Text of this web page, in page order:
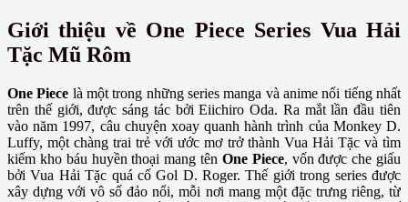
Giới thiệu về One Piece Series Vua Hải
Tặc Mũ Rôm
One Piece là một trong những series manga và anime nổi tiếng nhất
trên thế giới, được sáng tác bởi Eiichiro Oda. Ra mắt lần đầu tiên
vào năm 1997, câu chuyện xoay quanh hành trình của Monkey D.
Luffy, một chàng trai trẻ với ước mơ trở thành Vua Hải Tặc và tìm
kiếm kho báu huyền thoại mang tên One Piece, vốn được che giấu
bởi Vua Hải Tặc quá cố Gol D. Roger. Thế giới trong series được
xây dựng với vô số đảo nổi, mỗi nơi mang một đặc trưng riêng, từ